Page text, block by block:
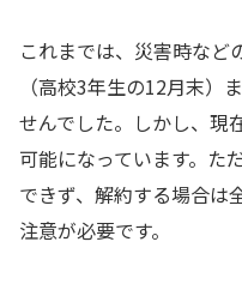
これまでは、災害時など
（高校3年生の12月末）
せんでした。しかし、現
可能になっています。た
できず、解約する場合は
注意が必要です。